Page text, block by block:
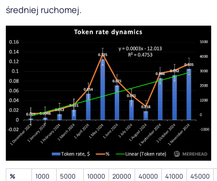
średniej ruchomej.
% 1000 5000 10000 20000 40000 41000
45000